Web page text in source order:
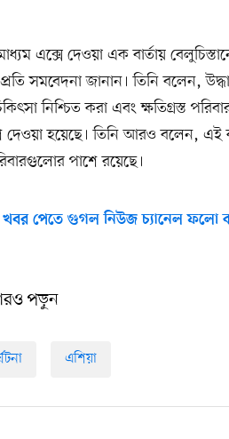
এক্সে দেওয়া এক বার্তায়
প্রতি সমবেদনা জানান। তিনি বলেন,
নিশ্চিত করা এবং ক্ষতিগ্রস্ত
দেওয়া হয়েছে। তিনি আরও বলেন, এই
পাশে রয়েছে।
পেতে গুগল নিউজ চ্যানেল ফলো
পড়ুন
এশিয়া